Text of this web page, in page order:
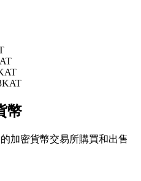
析
KAT
幣
加密貨幣交易所購買和出售